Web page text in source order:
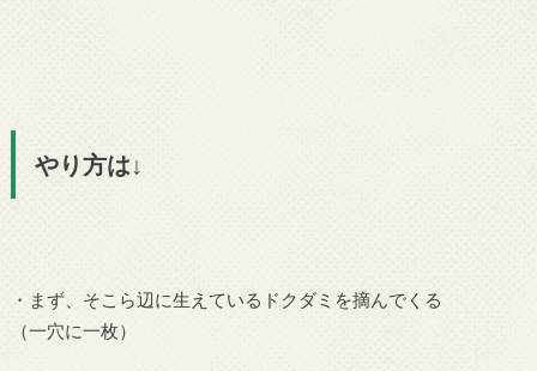
やり方は↓
・まず、そこら辺に生えているドクダミを摘んでくる
（一穴に一枚）